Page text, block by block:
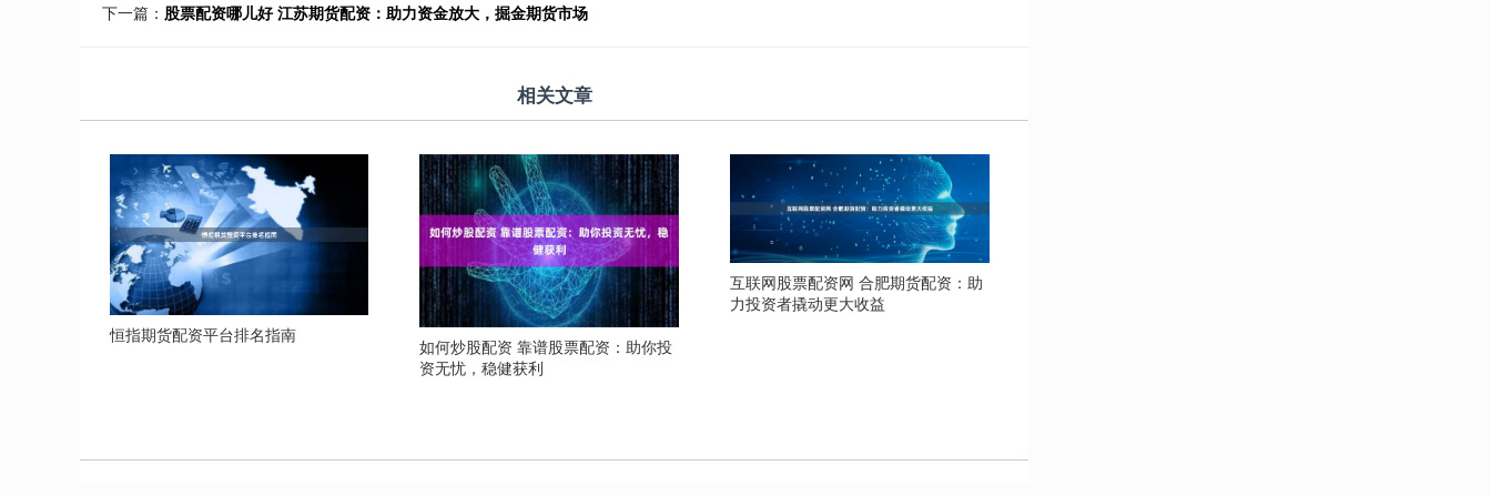
下一篇： 股票配资哪儿好 江苏期货配资：助力资金放大，掘金期货市场
相关文章
恒指期货配资平台排名指南
如何炒股配资 靠谱股票配资：助你投
资无忧，稳健获利
互联网股票配资网 合肥期货配资：助
力投资者撬动更大收益